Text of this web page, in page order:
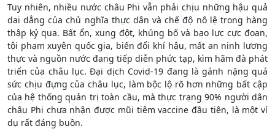
Tuy nhiên, nhiều nước châu Phi vẫn phải chịu những hậu quả
dai dẳng của chủ nghĩa thực dân và chế độ nô lệ trong hàng
thập kỷ qua. Bất ổn, xung đột, khủng bố và bạo lực cực đoan,
tội phạm xuyên quốc gia, biến đổi khí hậu, mất an ninh lương
thực và nguồn nước đang tiếp diễn phức tạp, kìm hãm đà phát
triển của châu lục. Đại dịch Covid-19 đang là gánh nặng quá
sức chịu đựng của châu lục, làm bộc lộ rõ hơn những bất cập
của hệ thống quản trị toàn cầu, mà thực trạng 90% người dân
châu Phi chưa nhận được mũi tiêm vaccine đầu tiên, là một ví
dụ rất đáng buồn.